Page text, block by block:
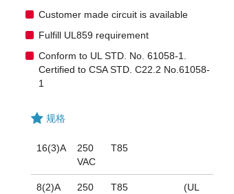
Customer made circuit is available
Fulfill UL859 requirement
Conform to UL STD. No. 61058-1.
Certified to CSA STD. C22.2 No.61058-
1
规格
16(3)A
250
VAC
T85
8(2)A
250
T85
(UL